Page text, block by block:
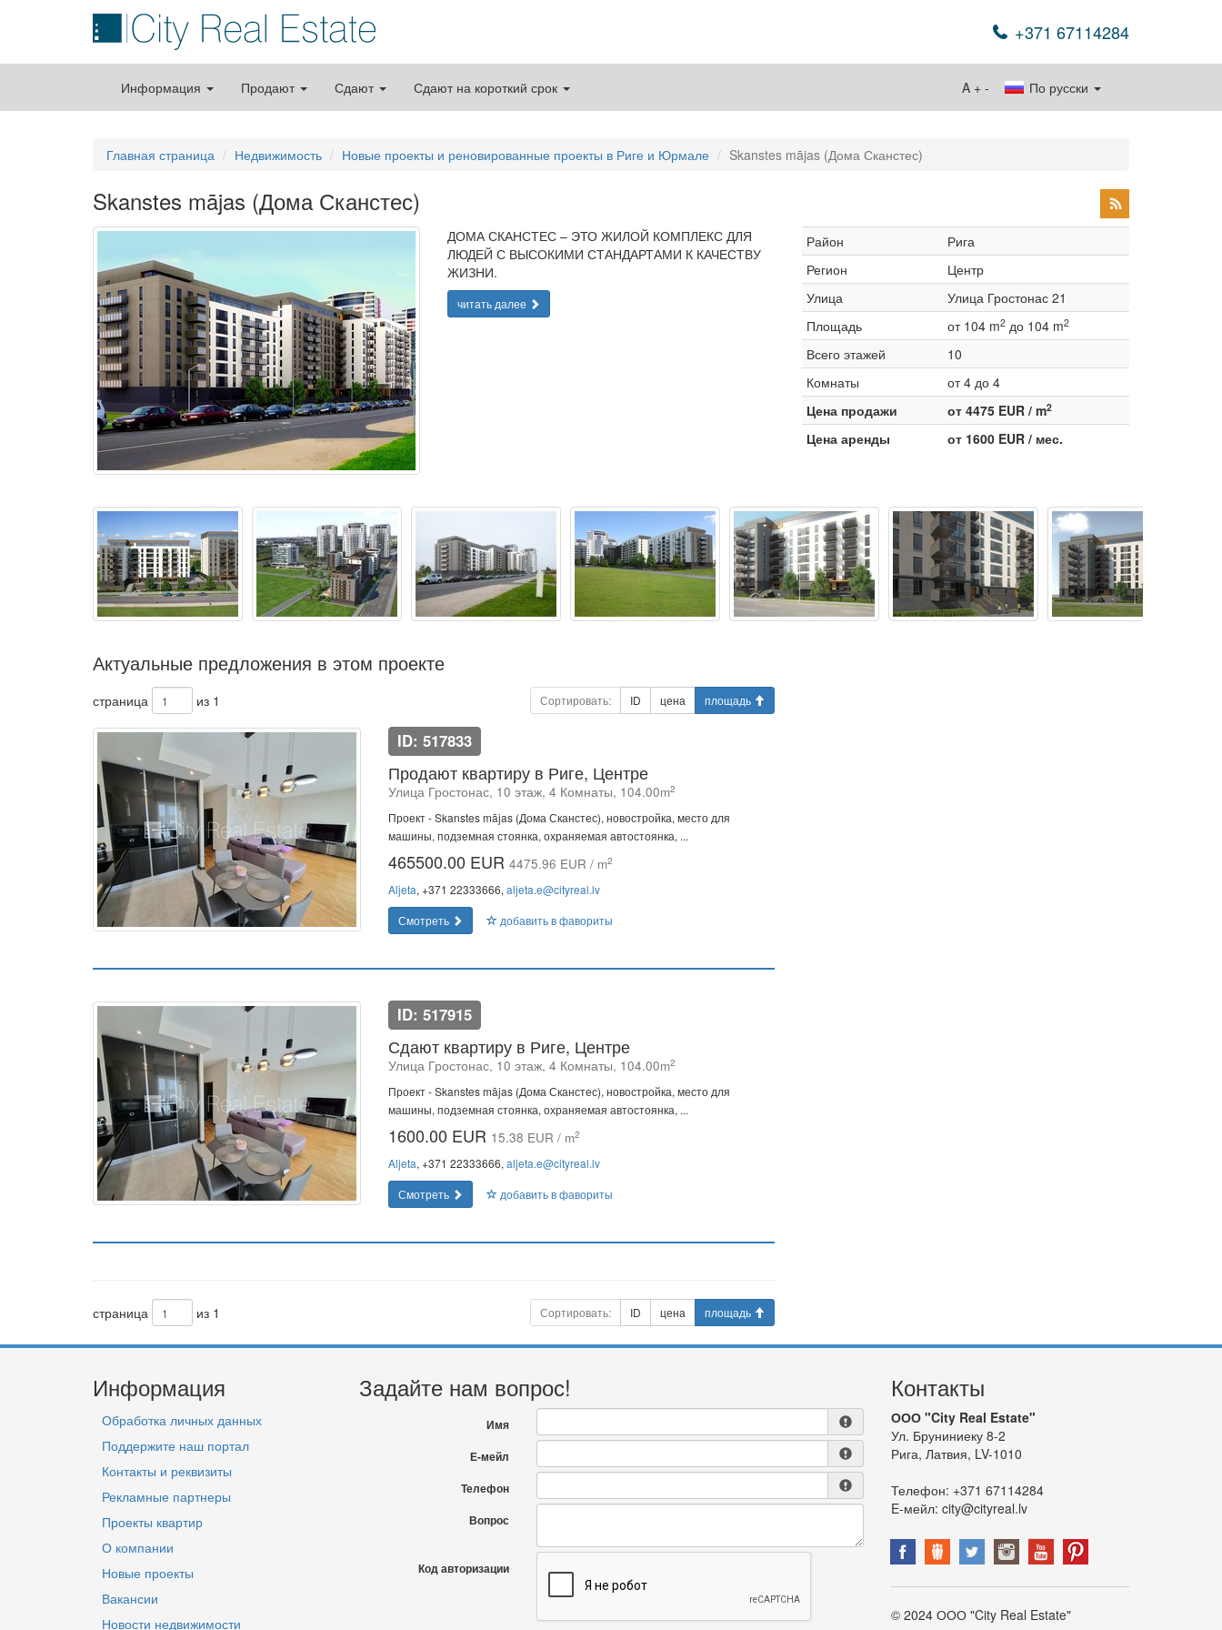
+371 67114284
Информация Продают Сдают Сдают на короткий срок По русски
A + -
Главная страница Недвижимость Новые проекты и реновированные проекты в Риге и Юрмале Skanstes mājas (Дома Сканстес)
Skanstes mājas (Дома Сканстес)
ДОМА СКАНСТЕС – ЭТО ЖИЛОЙ КОМПЛЕКС ДЛЯ
ЛЮДЕЙ С ВЫСОКИМИ СТАНДАРТАМИ К КАЧЕСТВУ
ЖИЗНИ.
читать далее
Район
Рига
Регион
Центр
Улица
Улица Гростонас 21
Площадь
от 104 m2 до 104 m2
Всего этажей
10
Комнаты
от 4 до 4
Цена продажи
от 4475 EUR / m2
Цена аренды от 1600 EUR / мес.
Актуальные предложения в этом проекте
страница из 1 Сортировать: ID цена площадь
ID: 517833
Продают квартиру в Риге, Центре
Улица Гростонас, 10 этаж, 4 Комнаты, 104.00m2
Проект - Skanstes mājas (Дома Сканстес), новостройка, место для
машины, подземная стоянка, охраняемая автостоянка, ...
465500.00 EUR 4475.96 EUR / m2
Aljeta, +371 22333666, aljeta.e@cityreal.lv
Смотреть
добавить в фавориты
ID: 517915
Сдают квартиру в Риге, Центре
Улица Гростонас, 10 этаж, 4 Комнаты, 104.00m2
Проект - Skanstes mājas (Дома Сканстес), новостройка, место для
машины, подземная стоянка, охраняемая автостоянка, ...
1600.00 EUR 15.38 EUR / m2
Aljeta, +371 22333666, aljeta.e@cityreal.lv
Смотреть
добавить в фавориты
страница из 1 Сортировать: ID цена площадь
Информация
Обработка личных данных
Поддержите наш портал
Контакты и реквизиты
Рекламные партнеры
Проекты квартир
О компании
Новые проекты
Вакансии
Новости недвижимости
Задайте нам вопрос!
Имя
Е-мейл
Телефон
Вопрос
Код авторизации
Контакты
ООО "City Real Estate"
Ул. Бруниниеку 8-2
Рига, Латвия, LV-1010
Телефон: +371 67114284
E-мейл: city@cityreal.lv
© 2024 ООО "City Real Estate"